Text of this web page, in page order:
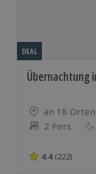
DEAL
Übernachtung
Standort
an 18 Orten
Anzahl der
2 Pers.
4.4 von 5
4.4 (222)